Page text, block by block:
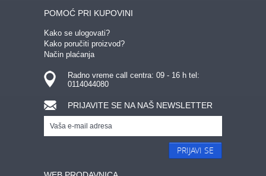
POMOĆ PRI KUPOVINI
Kako se ulogovati?
Kako poručiti proizvod?
Način plaćanja
Radno vreme call centra: 09 - 16 h tel:
0114044080
PRIJAVITE SE NA NAŠ NEWSLETTER
PRIJAVI SE